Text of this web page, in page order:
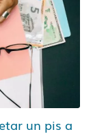
un pis a